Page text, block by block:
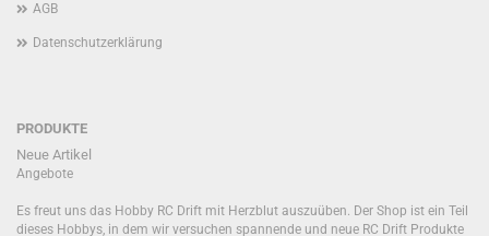
AGB
Datenschutzerklärung
PRODUKTE
Neue Artikel
Angebote
Es freut uns das Hobby RC Drift mit Herzblut auszuüben. Der Shop ist ein Teil
dieses Hobbys, in dem wir versuchen spannende und neue RC Drift Produkte